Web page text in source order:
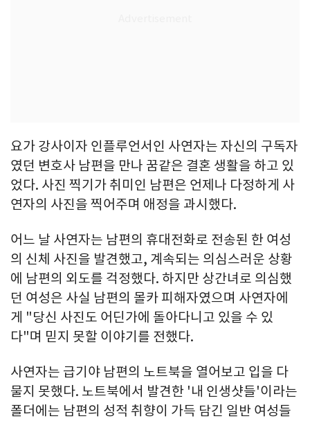
요가 강사이자 인플루언서인 사연자는 자신의 구독자
였던 변호사 남편을 만나 꿈같은 결혼 생활을 하고 있
었다. 사진 찍기가 취미인 남편은 언제나 다정하게 사
연자의 사진을 찍어주며 애정을 과시했다.
어느 날 사연자는 남편의 휴대전화로 전송된 한 여성
의 신체 사진을 발견했고, 계속되는 의심스러운 상황
에 남편의 외도를 걱정했다. 하지만 상간녀로 의심했
던 여성은 사실 남편의 몰카 피해자였으며 사연자에
게 "당신 사진도 어딘가에 돌아다니고 있을 수 있
다"며 믿지 못할 이야기를 전했다.
사연자는 급기야 남편의 노트북을 열어보고 입을 다
물지 못했다. 노트북에서 발견한 '내 인생샷들'이라는
폴더에는 남편의 성적 취향이 가득 담긴 일반 여성들